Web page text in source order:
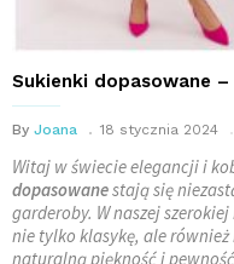
Sukienki dopasowane
By Joana 18 stycznia 2024
Witaj w świecie elegancji i
dopasowanestają się
garderoby. W naszej
nie tylko klasykę, ale również
naturalną piękność i